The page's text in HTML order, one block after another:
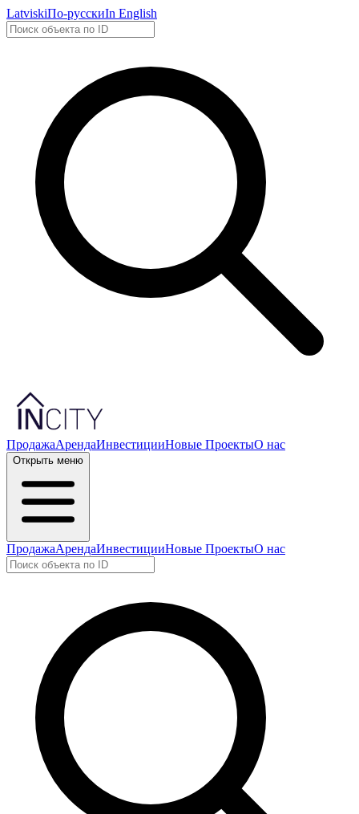
LatviskiПо-русскиIn English
ПродажаАрендаИнвестицииНовые ПроектыО нас
Открыть меню
ПродажаАрендаИнвестицииНовые ПроектыО нас